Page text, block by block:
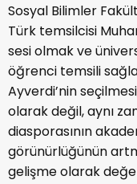
Sosyal Bilimler
Türk temsilcisi
sesi olmak ve
öğrenci temsili
Ayverdi’nin
olarak değil, aynı
diasporasının
görünürlüğünün
gelişme olarak